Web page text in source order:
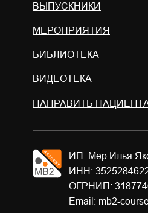
МЕРОПРИЯТИЯ
ВИДЕОТЕКА
БИБЛИОТЕКА
НАПРАВИТЬ
ИП: Мер Илья
ИНН:
ОГРНИП:
Email: mb2-
ВЫПУСКНИКИ